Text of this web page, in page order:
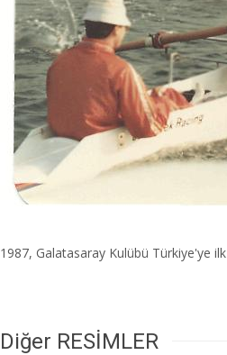
1987, Galatasaray Kulübü Türkiye'ye
Diğer RESİMLER